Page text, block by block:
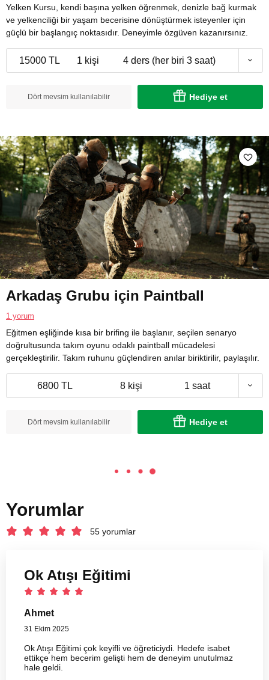
Yelken Kursu, kendi başına yelken öğrenmek, denizle bağ kurmak
ve yelkenciliği bir yaşam becerisine dönüştürmek isteyenler için
güçlü bir başlangıç noktasıdır. Deneyimle özgüven kazanırsınız.
15000 TL 1 kişi 4 ders (her biri 3 saat)
Dört mevsim kullanılabilir Hediye et
Arkadaş Grubu için Paintball
1 yorum
Eğitmen eşliğinde kısa bir brifing ile başlanır, seçilen senaryo
doğrultusunda takım oyunu odaklı paintball mücadelesi
gerçekleştirilir. Takım ruhunu güçlendiren anılar biriktirilir, paylaşılır.
6800 TL 8 kişi 1 saat
Dört mevsim kullanılabilir Hediye et
Yorumlar
55 yorumlar
Ok Atışı Eğitimi
Ahmet
31 Ekim 2025
Ok Atışı Eğitimi çok keyifli ve öğreticiydi. Hedefe isabet
ettikçe hem becerim gelişti hem de deneyim unutulmaz
hale geldi.